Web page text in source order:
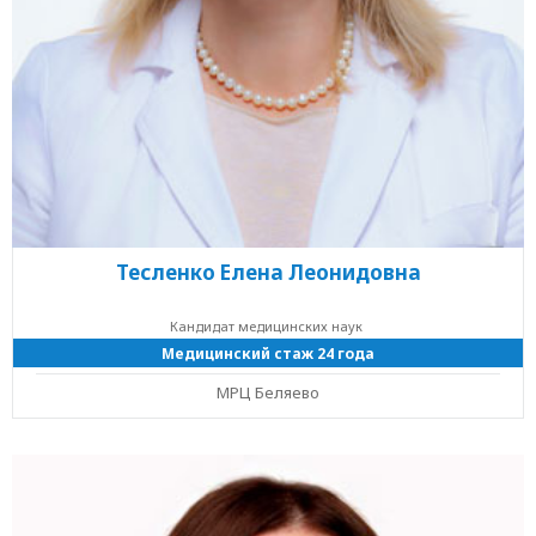
Тесленко Елена Леонидовна
Кандидат медицинских наук
Медицинский стаж 24 года
МРЦ Беляево